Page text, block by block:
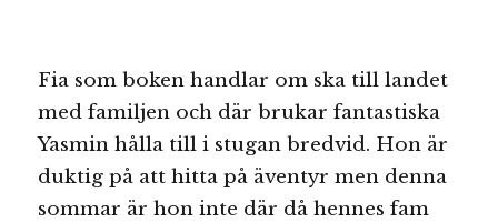
Fia som boken handlar om ska till landet
med familjen och där brukar fantastiska
Yasmin hålla till i stugan bredvid. Hon är
duktig på att hitta på äventyr men denna
sommar är hon inte där då hennes fam